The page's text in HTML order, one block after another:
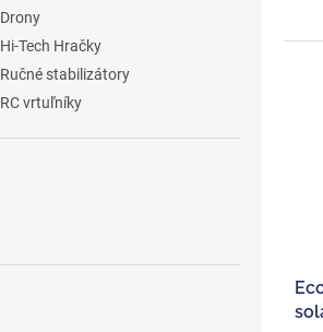
Drony
Hi-Tech Hračky
Ručné stabilizátory
RC vrtuľníky